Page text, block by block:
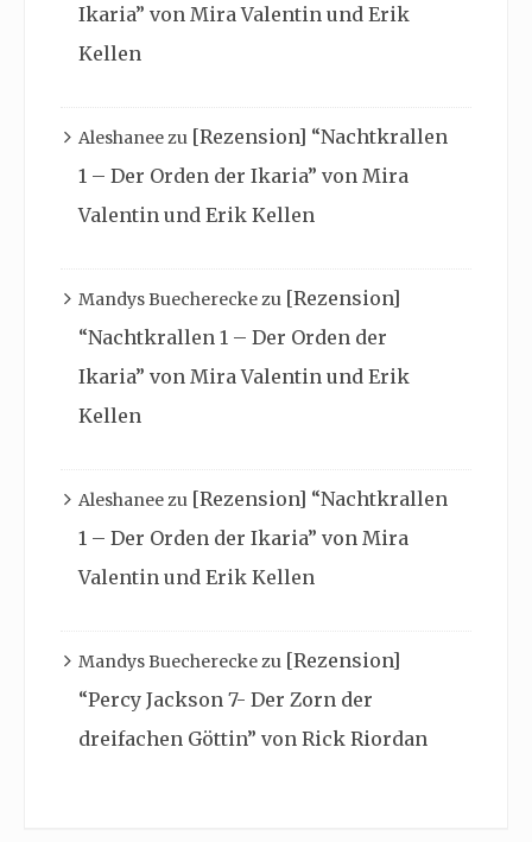
Ikaria” von Mira Valentin und Erik
Kellen
Aleshaneezu [Rezension] “Nachtkrallen
1 – Der Orden der Ikaria” von Mira
Valentin und Erik Kellen
Mandys Buechereckezu [Rezension]
“Nachtkrallen 1 – Der Orden der
Ikaria” von Mira Valentin und Erik
Kellen
Aleshaneezu [Rezension] “Nachtkrallen
1 – Der Orden der Ikaria” von Mira
Valentin und Erik Kellen
Mandys Buechereckezu [Rezension]
“Percy Jackson 7- Der Zorn der
dreifachen Göttin” von Rick Riordan